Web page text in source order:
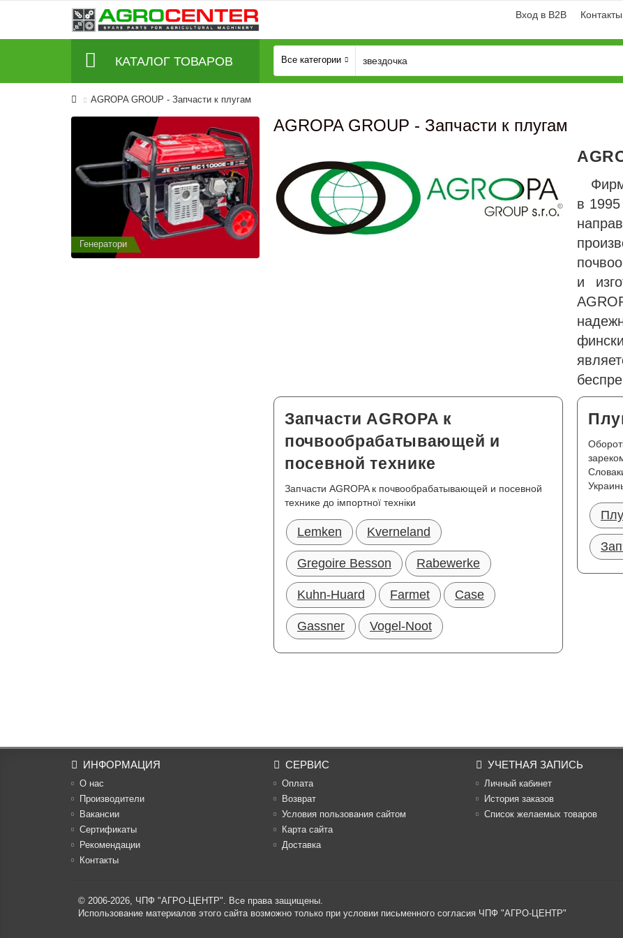
Вход в B2B Контакты
КАТАЛОГ ТОВАРОВ Все категории
AGROPA GROUP - Запчасти к плугам
Генератори
AGROPA GROUP - Запчасти к плугам
в
и
Запчасти AGROPA к
почвообрабатывающей и
посевной технике
Запчасти AGROPA к почвообрабатывающей и посевной
технике до імпортної техніки
Lemken Kverneland
Gregoire Besson Rabewerke
Kuhn-Huard Farmet Case
Gassner Vogel-Noot
ИНФОРМАЦИЯ
О нас
Производители
Вакансии
Cертификаты
Рекомендации
Контакты
СЕРВИС
Оплата
Возврат
Условия пользования сайтом
Карта сайта
Доставка
УЧЕТНАЯ ЗАПИСЬ
Личный кабинет
История заказов
Список желаемых товаров
© 2006-2026, ЧПФ "АГРО-ЦЕНТР". Все права защищены.
Использование материалов этого сайта возможно только при условии письменного согласия ЧПФ "АГРО-ЦЕНТР"